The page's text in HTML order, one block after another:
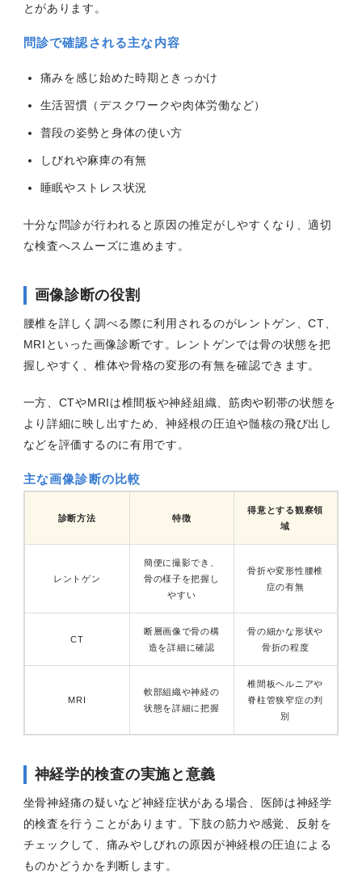
とがあります。
問診で確認される主な内容
痛みを感じ始めた時期ときっかけ
生活習慣（デスクワークや肉体労働など）
普段の姿勢と身体の使い方
しびれや麻痺の有無
睡眠やストレス状況
十分な問診が行われると原因の推定がしやすくなり、適切
な検査へスムーズに進めます。
画像診断の役割
腰椎を詳しく調べる際に利用されるのがレントゲン、CT、
MRIといった画像診断です。レントゲンでは骨の状態を把
握しやすく、椎体や骨格の変形の有無を確認できます。
一方、CTやMRIは椎間板や神経組織、筋肉や靭帯の状態を
より詳細に映し出すため、神経根の圧迫や髄核の飛び出し
などを評価するのに有用です。
主な画像診断の比較
診断方法 特徴
得意とする観察領
域
レントゲン
簡便に撮影でき、
骨の様子を把握し
やすい
骨折や変形性腰椎
症の有無
CT
断層画像で骨の構
造を詳細に確認
骨の細かな形状や
骨折の程度
MRI
軟部組織や神経の
状態を詳細に把握
椎間板ヘルニアや
脊柱管狭窄症の判
別
神経学的検査の実施と意義
坐骨神経痛の疑いなど神経症状がある場合、医師は神経学
的検査を行うことがあります。下肢の筋力や感覚、反射を
チェックして、痛みやしびれの原因が神経根の圧迫による
ものかどうかを判断します。